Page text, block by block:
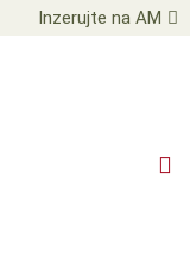
Inzerujte na AM